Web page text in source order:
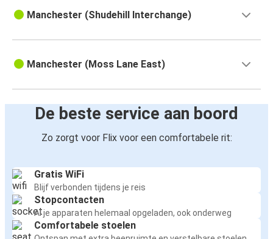
Manchester (Shudehill Interchange)
Manchester (Moss Lane East)
De beste service aan boord
Zo zorgt voor Flix voor een comfortabele rit:
Gratis WiFi
Blijf verbonden tijdens je reis
Stopcontacten
Al je apparaten helemaal opgeladen, ook onderweg
Comfortabele stoelen